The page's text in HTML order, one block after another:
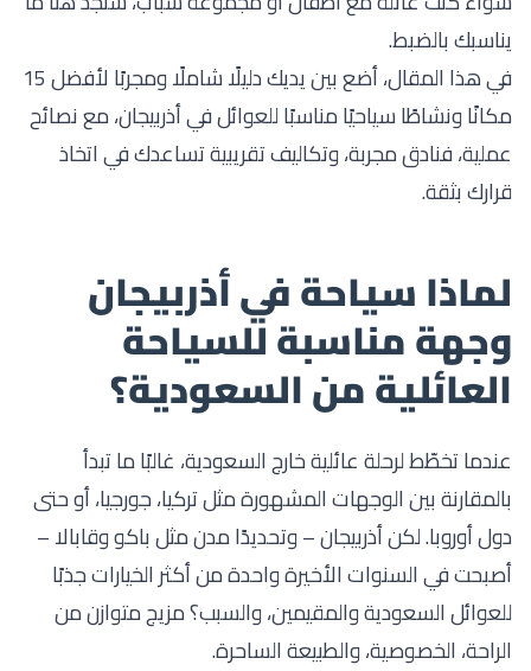
يناسبك بالضبط.
في هذا المقال، أضع بين يديك دليلًا شاملًا ومجربًا لأفضل 15
مكانًا ونشاطًا سياحيًا مناسبًا للعوائل في أذربيجان، مع نصائح
عملية، فنادق مجربة، وتكاليف تقريبية تساعدك في اتخاذ
قرارك بثقة.
لماذا سياحة في أذربيجان
وجهة مناسبة للسياحة
العائلية من السعودية؟
عندما تخطّط لرحلة عائلية خارج السعودية، غالبًا ما تبدأ
بالمقارنة بين الوجهات المشهورة مثل تركيا، جورجيا، أو حتى
دول أوروبا. لكن أذربيجان – وتحديدًا مدن مثل باكو وقابالا –
أصبحت في السنوات الأخيرة واحدة من أكثر الخيارات جذبًا
للعوائل السعودية والمقيمين، والسبب؟ مزيج متوازن من
الراحة، الخصوصية، والطبيعة الساحرة.